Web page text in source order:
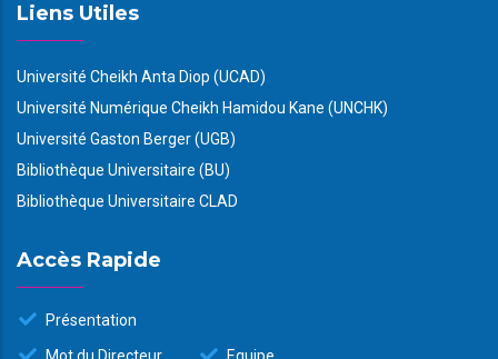
Liens Utiles
Université Cheikh Anta Diop (UCAD)
Université Numérique Cheikh Hamidou Kane (UNCHK)
Université Gaston Berger (UGB)
Bibliothèque Universitaire (BU)
Bibliothèque Universitaire CLAD
Accès Rapide
Présentation